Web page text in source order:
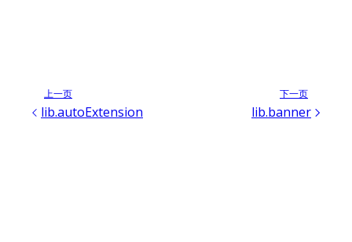
上一页
lib.autoExtension
下一页
lib.banner